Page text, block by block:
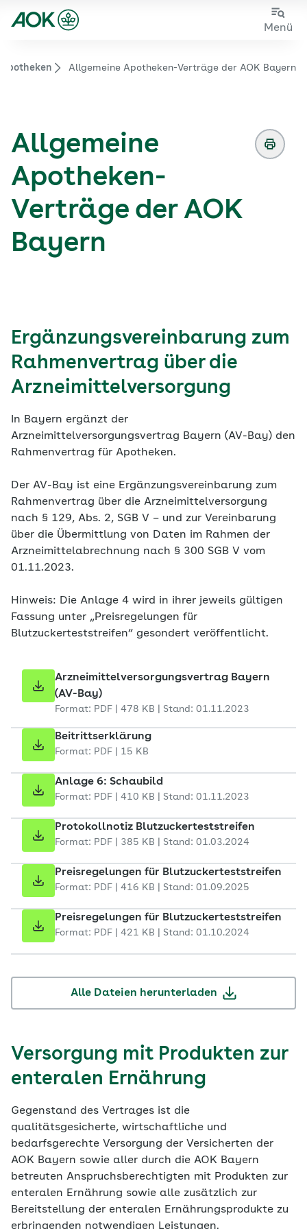
Sie sehen die Seite der
Zum
Zur
Menü
Zur Startseite von der Website aok.de/gp
Allgemeine Apotheken-Verträge der AOK Bayern
Allgemeine
Apotheken-
Verträge der AOK
Bayern
Ergänzungsvereinbarung zum
Rahmenvertrag über die
Arzneimittelversorgung
In Bayern ergänzt der
Arzneimittelversorgungsvertrag Bayern (AV-Bay) den
Rahmenvertrag für Apotheken.
Der AV-Bay ist eine Ergänzungsvereinbarung zum
Rahmenvertrag über die Arzneimittelversorgung
nach § 129, Abs. 2, SGB V – und zur Vereinbarung
über die Übermittlung von Daten im Rahmen der
Arzneimittelabrechnung nach § 300 SGB V vom
01.11.2023.
Hinweis: Die Anlage 4 wird in ihrer jeweils gültigen
Fassung unter „Preisregelungen für
Blutzuckerteststreifen“ gesondert veröffentlicht.
Arzneimittelversorgungsvertrag Bayern
(AV-Bay)
Format: PDF | 478 KB | Stand: 01.11.2023
Beitrittserklärung
Format: PDF | 15 KB
Anlage 6: Schaubild
Format: PDF | 410 KB | Stand: 01.11.2023
Protokollnotiz Blutzuckerteststreifen
Format: PDF | 385 KB | Stand: 01.03.2024
Preisregelungen für Blutzuckerteststreifen
Format: PDF | 416 KB | Stand: 01.09.2025
Preisregelungen für Blutzuckerteststreifen
Format: PDF | 421 KB | Stand: 01.10.2024
Alle Dateien herunterladen
Versorgung mit Produkten zur
enteralen Ernährung
Gegenstand des Vertrages ist die
qualitätsgesicherte, wirtschaftliche und
bedarfsgerechte Versorgung der Versicherten der
AOK Bayern sowie aller durch die AOK Bayern
betreuten Anspruchsberechtigten mit Produkten zur
enteralen Ernährung sowie alle zusätzlich zur
Bereitstellung der enteralen Ernährungsprodukte zu
erbringenden notwendigen Leistungen.